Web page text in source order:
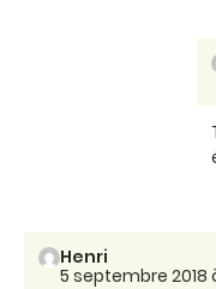
Henri
5 septembre 2018